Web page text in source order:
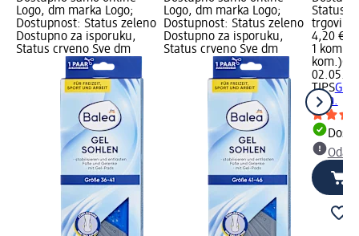
Logo, dm marka Logo;
Dostupnost: Status zeleno
Dostupno za isporuku,
Status crveno Sve dm
Logo, dm marka Logo;
Dostupnost: Status zeleno
Dostupno za isporuku,
Status crveno Sve dm
Status
trgovinu
4,20 €
1 kom.
kom.)
TIPSGel
kom.